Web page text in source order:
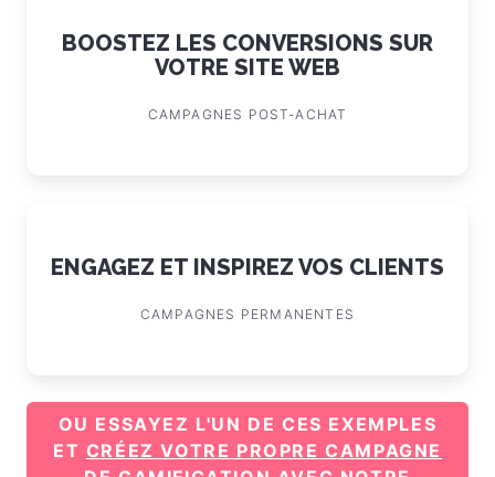
PROSPECTS
VOTRE SITE WEB
CAMPAGNES POST-ACHAT